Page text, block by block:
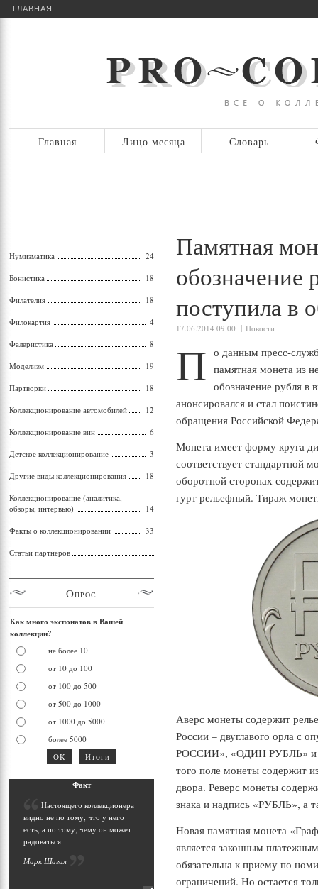
ГЛАВНАЯ
Главная Лицо месяца Словарь
Памятная
обозначение
поступила в
17.06.2014 09:00 Новости
П о данным пресс-
памятная монета из
обозначение рубля в
анонсировался и стал
обращения Российской
Монета имеет форму круга
соответствует стандартной
оборотной сторонах
гурт рельефный. Тираж
Аверс монеты содержит
России – двуглавого орла с
РОССИИ», «ОДИН РУБЛЬ» и
того поле монеты содержит
двора. Реверс монеты
знака и надпись «РУБЛЬ», а
Новая памятная монета
является законным
обязательна к приему по
ограничений. Но остается
Нумизматика 24
Бонистика 18
Филателия 18
Филокартия 4
Фалеристика 8
Моделизм 19
Партворки 18
Коллекционирование автомобилей 12
Коллекционирование вин 6
Детское коллекционирование 3
Другие виды коллекционирования 18
Коллекционирование (аналитика,
обзоры, интервью)
14
Факты о коллекционировании 33
Статьи партнеров
Опрос
Как много экспонатов в Вашей
коллекции?
не более 10
от 10 до 100
от 100 до 500
от 500 до 1000
от 1000 до 5000
более 5000
Факт
Настоящего коллекционера
видно не по тому, что у него
есть, а по тому, чему он может
радоваться.
Марк Шагал